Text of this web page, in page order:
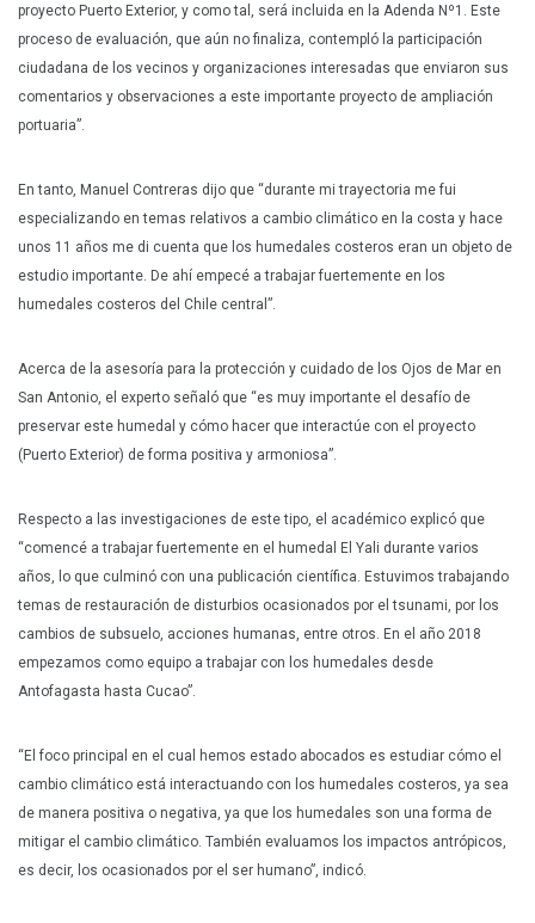
proyecto Puerto Exterior, y como tal, será incluida en la Adenda Nº1. Este
proceso de evaluación, que aún no finaliza, contempló la participación
ciudadana de los vecinos y organizaciones interesadas que enviaron sus
comentarios y observaciones a este importante proyecto de ampliación
portuaria”.
En tanto, Manuel Contreras dijo que “durante mi trayectoria me fui
especializando en temas relativos a cambio climático en la costa y hace
unos 11 años me di cuenta que los humedales costeros eran un objeto de
estudio importante. De ahí empecé a trabajar fuertemente en los
humedales costeros del Chile central”.
Acerca de la asesoría para la protección y cuidado de los Ojos de Mar en
San Antonio, el experto señaló que “es muy importante el desafío de
preservar este humedal y cómo hacer que interactúe con el proyecto
(Puerto Exterior) de forma positiva y armoniosa”.
Respecto a las investigaciones de este tipo, el académico explicó que
“comencé a trabajar fuertemente en el humedal El Yali durante varios
años, lo que culminó con una publicación científica. Estuvimos trabajando
temas de restauración de disturbios ocasionados por el tsunami, por los
cambios de subsuelo, acciones humanas, entre otros. En el año 2018
empezamos como equipo a trabajar con los humedales desde
Antofagasta hasta Cucao”.
“El foco principal en el cual hemos estado abocados es estudiar cómo el
cambio climático está interactuando con los humedales costeros, ya sea
de manera positiva o negativa, ya que los humedales son una forma de
mitigar el cambio climático. También evaluamos los impactos antrópicos,
es decir, los ocasionados por el ser humano”, indicó.